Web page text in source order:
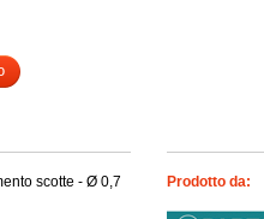
scotte - Ø 0,7
Prodotto da: